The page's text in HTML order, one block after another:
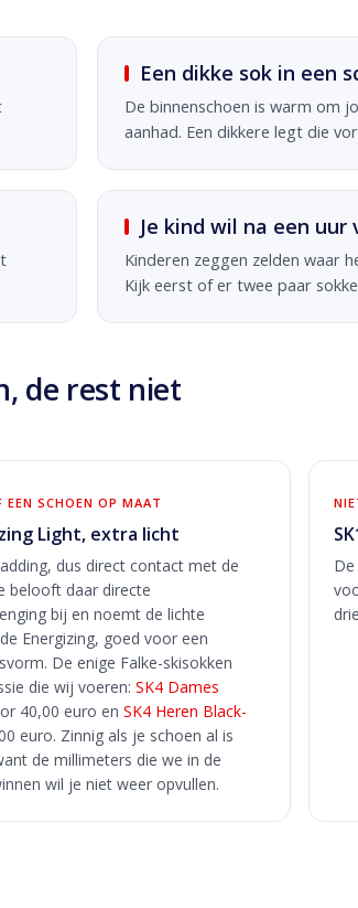
Een dikke sok in een
De binnenschoen is warm om
aanhad. Een dikkere legt die
Je kind wil na een
Kinderen zeggen zelden waar
Kijk eerst of er twee paar
de rest niet
EEN SCHOEN OP MAAT
Light, extra licht
dus direct contact met de
belooft daar directe
bij en noemt de lichte
Energizing, goed voor een
De enige Falke-skisokken
die wij voeren:SK4 Dames
40,00 euro enSK4 Heren Black-
euro. Zinnig als je schoen al is
de millimeters die we in de
wil je niet weer opvullen.